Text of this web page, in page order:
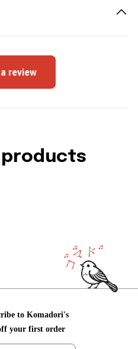
review
products
to Komadori's
your first order